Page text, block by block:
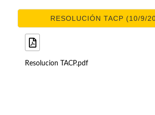
RESOLUCIÓN TACP (10/9/
Resolucion TACP.pdf